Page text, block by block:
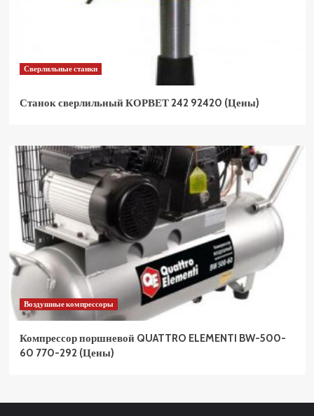
Сверлильные станки
Станок сверлильный КОРВЕТ 242 92420 (Цены)
Воздушные компрессоры
Компрессор поршневой QUATTRO ELEMENTI BW-500-
60 770-292 (Цены)